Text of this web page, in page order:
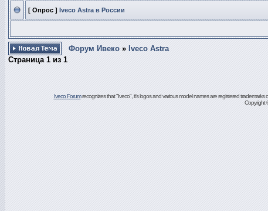
[ Опрос ] Iveco Astra в России
Форум Ивеко » Iveco Astra
Страница 1 из 1
Iveco Forumrecognizes that "Iveco", it's logos and various model names are registered trademarks
Copyright